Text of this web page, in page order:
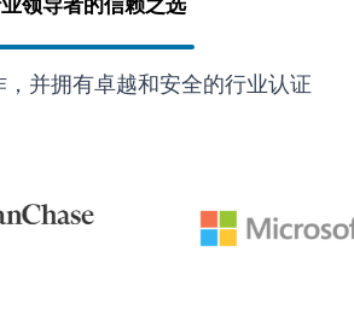
并拥有卓越和安全的行业认证